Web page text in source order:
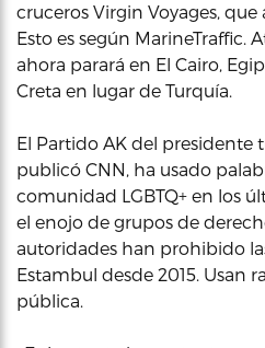
cruceros Virgin Voyages,
Esto es según MarineTraffic.
ahora parará en El Cairo,
Creta en lugar de Turquía.
El Partido AK del presidente
publicó CNN, ha usado
comunidad LGBTQ+ en los
el enojo de grupos de
autoridades han prohibido
Estambul desde 2015. Usan
pública.